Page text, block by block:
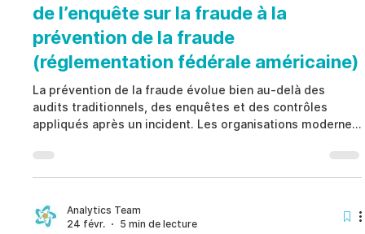
de l’enquête sur la fraude à la
prévention de la fraude
(réglementation fédérale américaine)
La prévention de la fraude évolue bien au-delà des
audits traditionnels, des enquêtes et des contrôles
appliqués après un incident. Les organisations modernes
comportements fautifs, les manquements à la
conformité et les menaces internes présentent souvent
Une stratégie efficace de prévention de la fraude
associe gouvernance, compréhension des risques
Analytics Team
24 févr.
5 min de lecture